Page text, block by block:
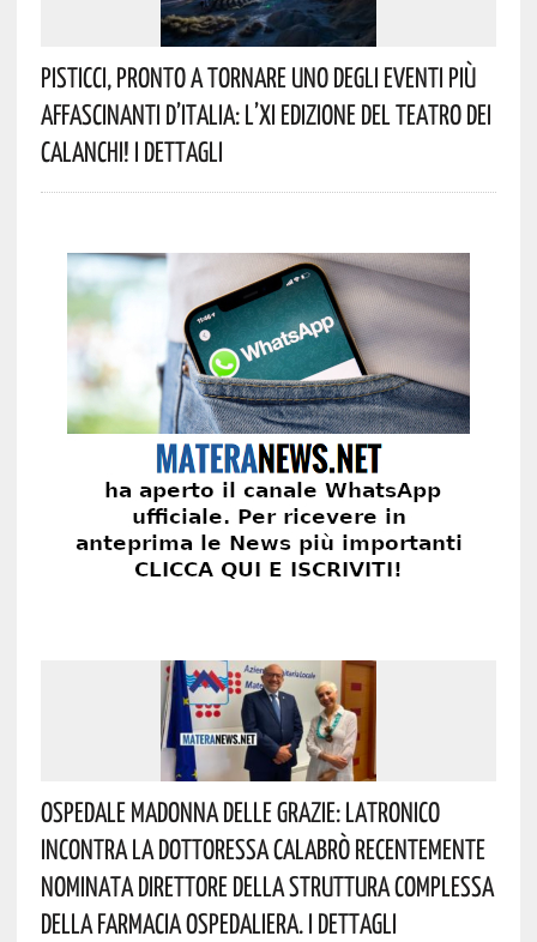
Pisticci, Pronto A Tornare Uno Degli Eventi Più
Affascinanti D’Italia: L’XI Edizione Del Teatro Dei
Calanchi! I Dettagli
Ospedale Madonna Delle Grazie: Latronico
Incontra La Dottoressa Calabrò Recentemente
Nominata Direttore Della Struttura Complessa
Della Farmacia Ospedaliera. I Dettagli